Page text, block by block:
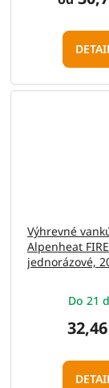
Výhrevné
Alpenheat
jednorázové,
Do 21